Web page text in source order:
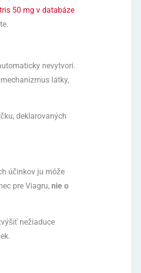
50 mg v databáze
nevytvorí.
látky,
deklarovaných
účinkov ju môže
pre Viagru, nie o
nežiaduce